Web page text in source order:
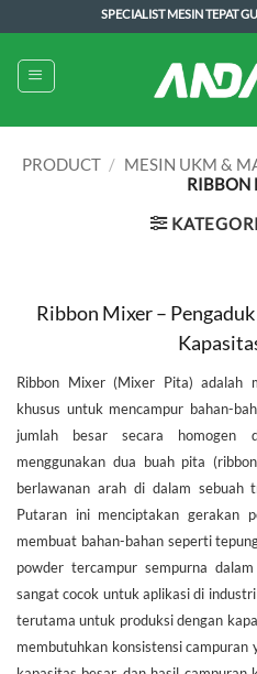
to
content
SPECIALIST MESIN TEPAT
PRODUCT / MESIN UKM &
RIBBON
Ribbon Mixer –
Ribbon Mixer (Mixer Pita) adalah
khusus untuk mencampur bahan-
jumlah besar secara homogen
menggunakan dua buah pita
berlawanan arah di dalam sebuah
Putaran ini menciptakan gerakan
membuat bahan-bahan seperti
powder tercampur sempurna
sangat cocok untuk aplikasi di
terutama untuk produksi dengan
membutuhkan konsistensi campuran